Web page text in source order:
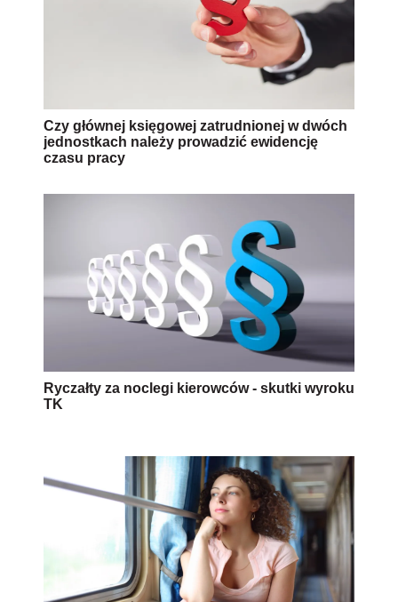
Czy głównej księgowej zatrudnionej w dwóch
jednostkach należy prowadzić ewidencję
czasu pracy
Ryczałty za noclegi kierowców - skutki wyroku
TK